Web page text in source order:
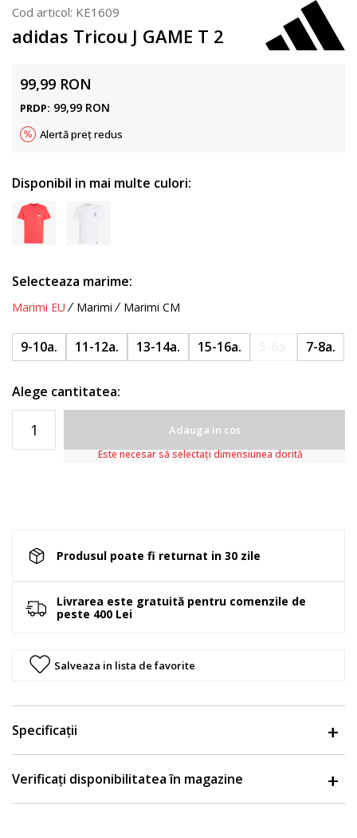
Cod articol: KE1609
adidas Tricou J GAME T 2
99,99 RON
PRDP: 99,99 RON
Alertă preț redus
Disponibil in mai multe culori:
Selecteaza marime:
Marimi EU Marimi Marimi CM
9-10a. 11-12a. 13-14a. 15-16a. 7-8a.
Alege cantitatea:
Adauga in cos
Este necesar să selectați dimensiunea dorită
Produsul poate fi returnat in 30 zile
Livrarea este gratuită pentru comenzile de
peste 400 Lei
Salveaza in lista de favorite
Specificații
Verificați disponibilitatea în magazine